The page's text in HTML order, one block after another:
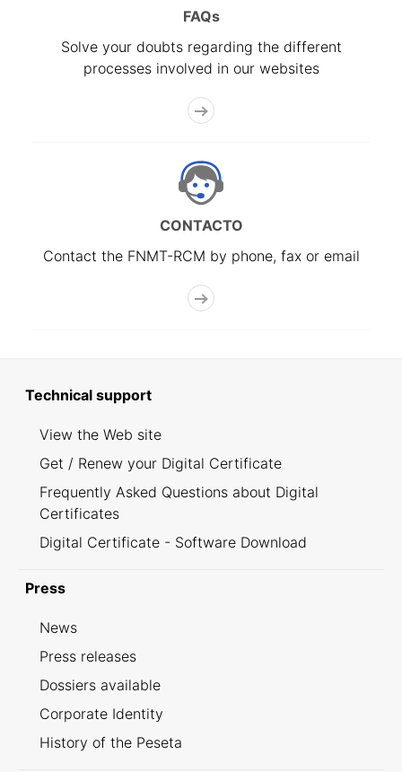
FAQs
Solve your doubts regarding the different
processes involved in our websites
CONTACTO
Contact the FNMT-RCM by phone, fax or email
Technical support
View the Web site
Get / Renew your Digital Certificate
Frequently Asked Questions about Digital
Certificates
Digital Certificate - Software Download
Press
News
Press releases
Dossiers available
Corporate Identity
History of the Peseta